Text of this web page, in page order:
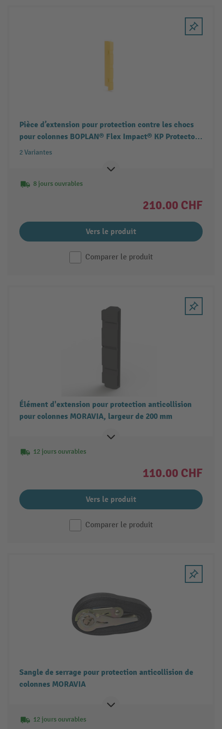
Pièce d’extension pour protection contre les chocs
pour colonnes BOPLAN® Flex Impact® KP Protector
pour dimensions de colonne (lxP) 100-600 x 100-
2 Variantes
8 jours ouvrables
210.00 CHF
Vers le produit
Comparer le produit
Élément d'extension pour protection anticollision
pour colonnes MORAVIA, largeur de 200 mm
12 jours ouvrables
110.00 CHF
Vers le produit
Comparer le produit
Sangle de serrage pour protection anticollision de
colonnes MORAVIA
12 jours ouvrables